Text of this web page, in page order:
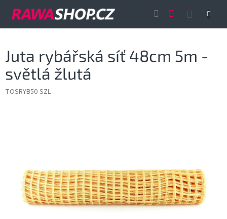
Juta rybářská síť 48cm 5m -
světlá žlutá
TOSRYB50-SZL